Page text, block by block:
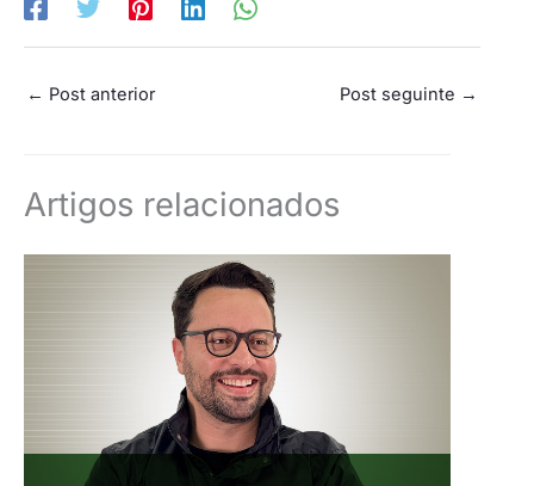
← Post anterior Post seguinte →
Artigos relacionados